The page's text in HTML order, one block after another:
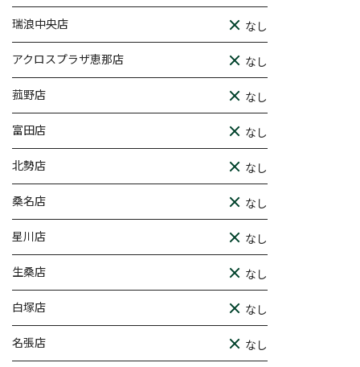
瑞浪中央店 なし
アクロスプラザ恵那店 なし
菰野店 なし
富田店 なし
北勢店 なし
桑名店 なし
星川店 なし
生桑店 なし
白塚店 なし
名張店 なし